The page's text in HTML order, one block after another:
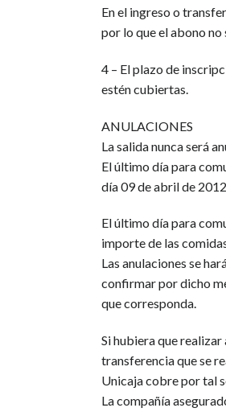
En el ingreso o
por lo que el abono
4 – El plazo de
estén cubiertas.
ANULACIONES
La salida nunca será
El último día para
día 09 de abril de 2012.
El último día para
importe de las
Las anulaciones se
confirmar por dicho
que corresponda.
Si hubiera que
transferencia que se
Unicaja cobre por tal
La compañía